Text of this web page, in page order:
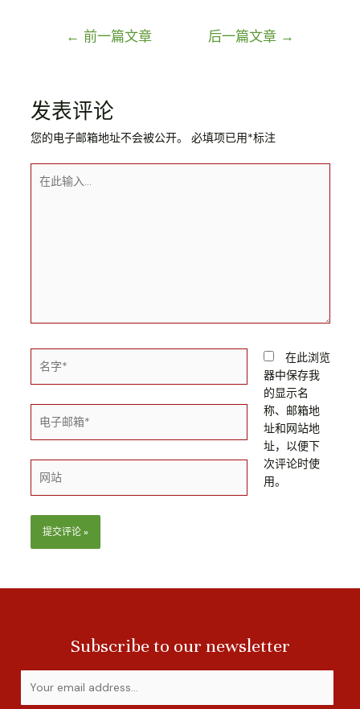
← 前一篇文章 后一篇文章 →
发表评论
您的电子邮箱地址不会被公开。 必填项已用*标注
在此浏览
器中保存我
的显示名
称、邮箱地
址和网站地
址，以便下
次评论时使
用。
Subscribe to our newsletter